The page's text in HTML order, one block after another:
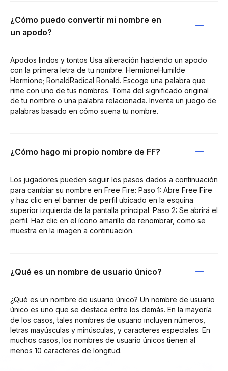
¿Cómo puedo convertir mi nombre en
un apodo?
Apodos lindos y tontos Usa aliteración haciendo un apodo
con la primera letra de tu nombre. HermioneHumilde
Hermione; RonaldRadical Ronald. Escoge una palabra que
rime con uno de tus nombres. Toma del significado original
de tu nombre o una palabra relacionada. Inventa un juego de
palabras basado en cómo suena tu nombre.
¿Cómo hago mi propio nombre de FF?
Los jugadores pueden seguir los pasos dados a continuación
para cambiar su nombre en Free Fire: Paso 1: Abre Free Fire
y haz clic en el banner de perfil ubicado en la esquina
superior izquierda de la pantalla principal. Paso 2: Se abrirá el
perfil. Haz clic en el ícono amarillo de renombrar, como se
muestra en la imagen a continuación.
¿Qué es un nombre de usuario único?
¿Qué es un nombre de usuario único? Un nombre de usuario
único es uno que se destaca entre los demás. En la mayoría
de los casos, tales nombres de usuario incluyen números,
letras mayúsculas y minúsculas, y caracteres especiales. En
muchos casos, los nombres de usuario únicos tienen al
menos 10 caracteres de longitud.